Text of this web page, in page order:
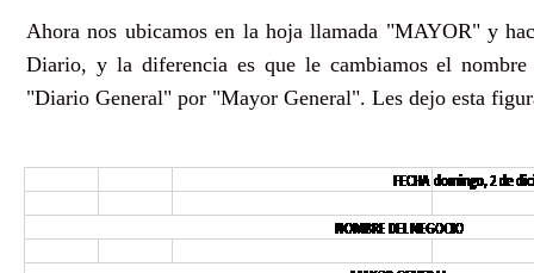
Ahora nos ubicamos en la hoja llamada "MAYOR" y
Diario, y la diferencia es que le cambiamos el nombre
"Diario General" por "Mayor General". Les dejo esta